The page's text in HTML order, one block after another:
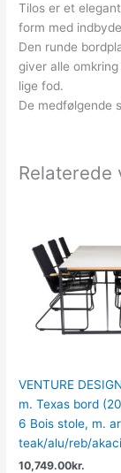
Tilos er et
form med
Den runde
giver alle
lige fod.
De medfølgende
Relaterede
VENTURE
m. Texas bord
6 Bois stole, m.
teak/alu/reb/
10,749.00kr.